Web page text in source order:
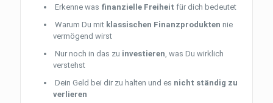
Erkenne was finanzielle Freiheit für dich bedeutet
Warum Du mit klassischen Finanzprodukten nie
vermögend wirst
Nur noch in das zu investieren , was Du wirklich
verstehst
Dein Geld bei dir zu halten und es nicht ständig zu
verlieren